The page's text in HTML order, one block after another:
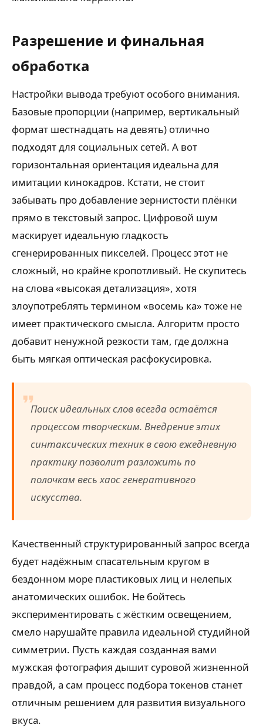
Разрешение и финальная
обработка
Настройки вывода требуют особого внимания.
Базовые пропорции (например, вертикальный
формат шестнадцать на девять) отлично
подходят для социальных сетей. А вот
горизонтальная ориентация идеальна для
имитации кинокадров. Кстати, не стоит
забывать про добавление зернистости плёнки
прямо в текстовый запрос. Цифровой шум
маскирует идеальную гладкость
сгенерированных пикселей. Процесс этот не
сложный, но крайне кропотливый. Не скупитесь
на слова «высокая детализация», хотя
злоупотреблять термином «восемь ка» тоже не
имеет практического смысла. Алгоритм просто
добавит ненужной резкости там, где должна
быть мягкая оптическая расфокусировка.
Поиск идеальных слов всегда остаётся
процессом творческим. Внедрение этих
синтаксических техник в свою ежедневную
практику позволит разложить по
полочкам весь хаос генеративного
искусства.
Качественный структурированный запрос всегда
будет надёжным спасательным кругом в
бездонном море пластиковых лиц и нелепых
анатомических ошибок. Не бойтесь
экспериментировать с жёстким освещением,
смело нарушайте правила идеальной студийной
симметрии. Пусть каждая созданная вами
мужская фотография дышит суровой жизненной
правдой, а сам процесс подбора токенов станет
отличным решением для развития визуального
вкуса.